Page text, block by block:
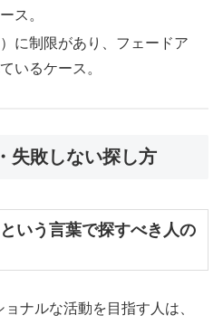
ス。
に制限があり、フェードア
いるケース。
失敗しない探し方
いう言葉で探すべき人の
ナルな活動を目指す人は、